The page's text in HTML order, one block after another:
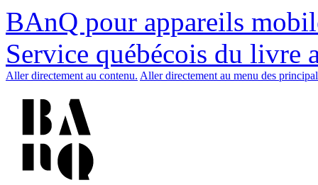
BAnQ pour appareils
Service québécois du livre
Aller directement au contenu. Aller directement au menu des